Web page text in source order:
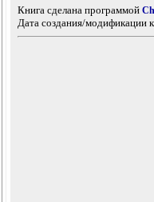
Книга сделана программой
Дата создания/модификации